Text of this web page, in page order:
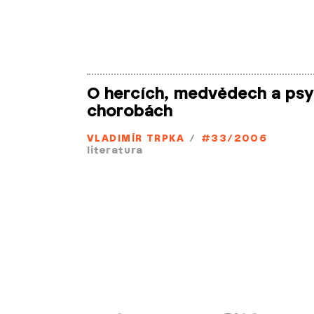
O hercích, medvědech a
chorobách
VLADIMÍR TRPKA /
#33/2006
literatura